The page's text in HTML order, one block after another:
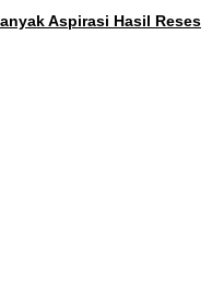
Aspirasi Hasil Reses